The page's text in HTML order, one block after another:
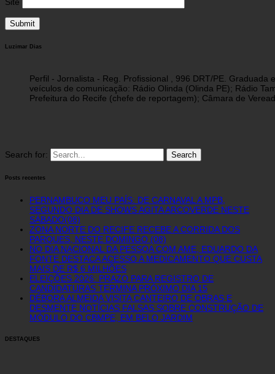
Site
Luzimar Dias
Perfil - Jornalista - Reg. Profissional , 996 DRT/PE.
veículos de comunicação: Rádio Olinda (Olinda PE); Rádio
Prefeitura do Recife (chefe de reportagem); Câmara de
Search for:
Posts recentes
PERNAMBUCO MEU PAÍS: DE CARNAVAL A MPB,
SEGUNDO DIA DE SHOWS AGITA ARCOVERDE NESTE
SÁBADO(08)
ZONA NORTE DO RECIFE RECEBE A CORRIDA DOS
PARQUES, NESTE DOMINGO (08)
NO DIA NACIONAL DA PESSOA COM AME, EDUARDO DA
FONTE DESTACA ACESSO A MEDICAMENTO QUE CUSTA
MAIS DE R$ 6 MILHÕES
ELEIÇÕES 2026: PRAZO PARA REGISTRO DE
CANDIDATURAS TERMINA PRÓXIMO DIA 15
DÉBORA ALMEIDA VISITA CANTEIRO DE OBRAS E
DESMENTE NOTÍCIAS FALSAS SOBRE CONSTRUÇÃO DE
MÓDULO DO CBMPE, EM BELO JARDIM
DESTAQUES